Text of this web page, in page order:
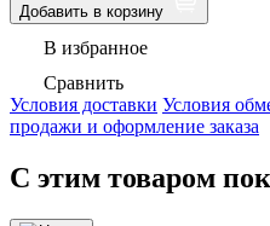
Добавить в корзину
В избранное
Сравнить
Условия доставки Условия
продажи и оформление заказа
С этим товаром